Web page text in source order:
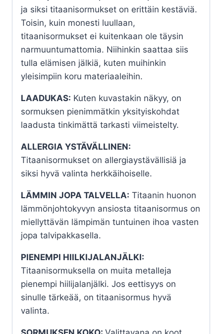
ja siksi titaanisormukset on erittäin kestäviä.
Toisin, kuin monesti luullaan,
titaanisormukset ei kuitenkaan ole täysin
narmuuntumattomia. Niihinkin saattaa siis
tulla elämisen jälkiä, kuten muihinkin
yleisimpiin koru materiaaleihin.
LAADUKAS: Kuten kuvastakin näkyy, on
sormuksen pienimmätkin yksityiskohdat
laadusta tinkimättä tarkasti viimeistelty.
ALLERGIA YSTÄVÄLLINEN:
Titaanisormukset on allergiaystävällisiä ja
siksi hyvä valinta herkkäihoiselle.
LÄMMIN JOPA TALVELLA: Titaanin huonon
lämmönjohtokyvyn ansiosta titaanisormus on
miellyttävän lämpimän tuntuinen ihoa vasten
jopa talvipakkasella.
PIENEMPI HIILKIJALANJÄLKI:
Titaanisormuksella on muita metalleja
pienempi hiilijalanjälki. Jos eettisyys on
sinulle tärkeää, on titaanisormus hyvä
valinta.